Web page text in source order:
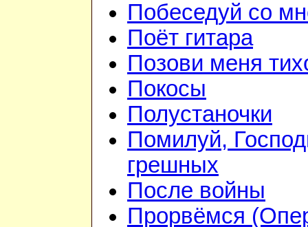
Побеседуй со
Поёт гитара
Позови меня
Покосы
Полустаночки
Помилуй,
грешных
После войны
Прорвёмся